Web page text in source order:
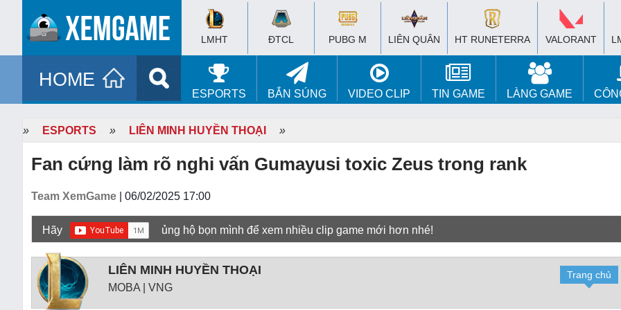
LMHT ĐTCL PUBG M LIÊN QUÂN HT RUNETERRA VALORANT
HOME
ESPORTS BẮN SÚNG VIDEO CLIP TIN GAME LÀNG GAME
» ESPORTS » LIÊN MINH HUYỀN THOẠI »
Fan cứng làm rõ nghi vấn Gumayusi toxic Zeus trong rank
Team XemGame | 06/02/2025 17:00
Hãy ủng hộ bọn mình để xem nhiều clip game mới hơn nhé!
LIÊN MINH HUYỀN THOẠI
MOBA | VNG
Trang chủ